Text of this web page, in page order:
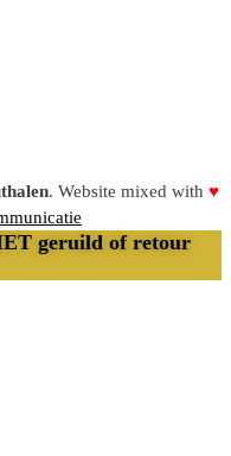
. Website mixed with ♥
geruild of retour